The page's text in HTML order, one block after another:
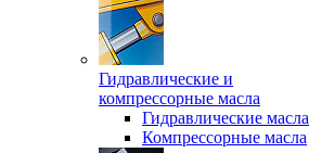
Гидравлические и
компрессорные масла
Гидравлические масла
Компрессорные масла